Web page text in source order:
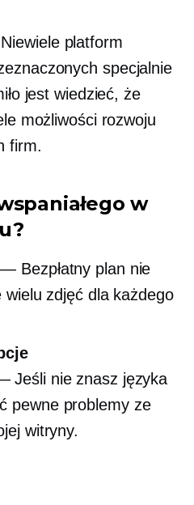
platform
specjalnie
jest wiedzieć, że
możliwości rozwoju
firm.
w
Bezpłatny plan nie
wielu zdjęć dla każdego
Jeśli nie znasz języka
pewne problemy ze
witryny.